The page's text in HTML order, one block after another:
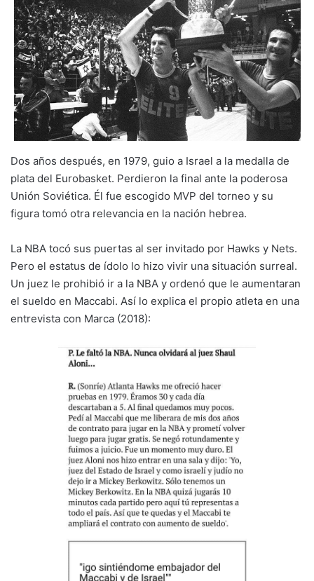
Dos años después, en 1979, guio a Israel a la medalla de
plata del Eurobasket. Perdieron la final ante la poderosa
Unión Soviética. Él fue escogido MVP del torneo y su
figura tomó otra relevancia en la nación hebrea.
La NBA tocó sus puertas al ser invitado por Hawks y Nets.
Pero el estatus de ídolo lo hizo vivir una situación surreal.
Un juez le prohibió ir a la NBA y ordenó que le aumentaran
el sueldo en Maccabi. Así lo explica el propio atleta en una
entrevista con Marca (2018):